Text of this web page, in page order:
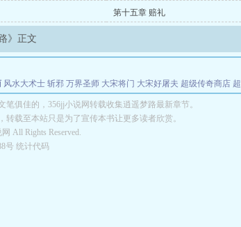
第十五章 赔礼
》正文
风水大术士 斩邪 万界圣师 大宋将门 大宋好屠夫 超级传奇商店
特效大亨 原始大厨王 怪物聊天群 某美漫的特工 我夺舍了魔皇
脸
俱佳的，356jj小说网转载收集逍遥梦路最新章节。
载至本站只是为了宣传本书让更多读者欣赏。
All Rights Reserved.
号 统计代码